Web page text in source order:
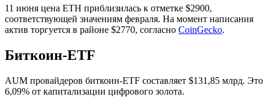
11 июня цена ETH приблизилась к отметке $2900,
соответствующей значениям февраля. На момент написания
актив торгуется в районе $2770, согласно CoinGecko.
Биткоин-ETF
AUM провайдеров биткоин-ETF составляет $131,85 млрд. Это
6,09% от капитализации цифрового золота.